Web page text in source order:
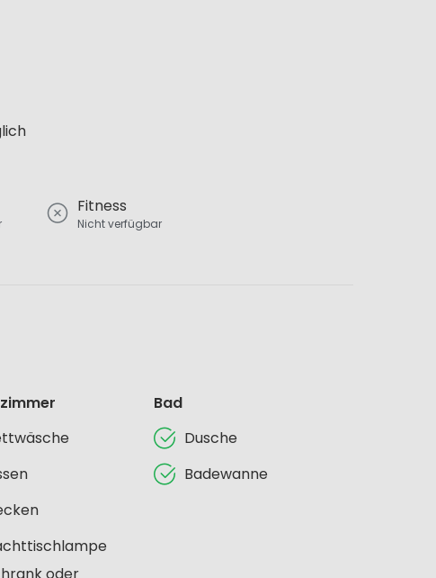
Fitness
Nicht verfügbar
Bad
Dusche
Badewanne